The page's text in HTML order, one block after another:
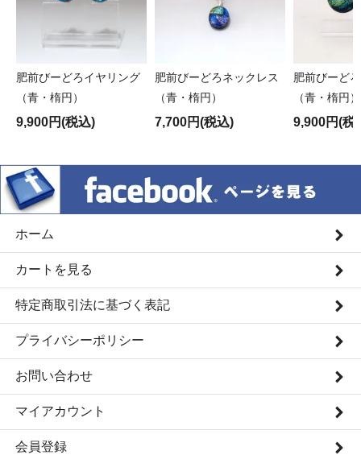
肥前びーどろイヤリング
（青・楕円）
9,900円(税込)
肥前びーどろネックレス
（青・楕円）
7,700円(税込)
肥前びーど
（青・楕円）
9,900円(税
ホーム
カートを見る
特定商取引法に基づく表記
プライバシーポリシー
お問い合わせ
マイアカウント
会員登録